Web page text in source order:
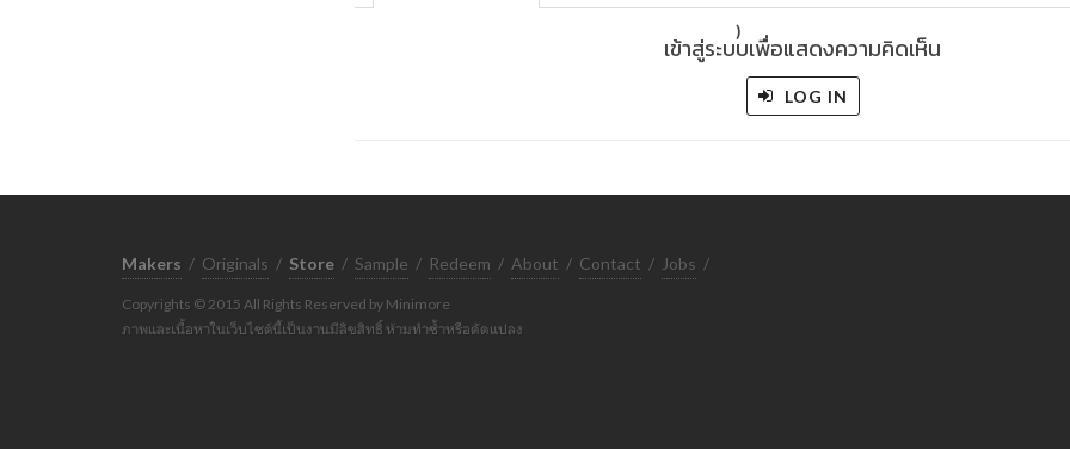
)
เข้าสู่ระบบเพื่อแสดงความคิดเห็น
LOG IN
Makers / Originals / Store / Sample / Redeem / About / Contact / Jobs /
Copyrights © 2015 All Rights Reserved by Minimore
ภาพและเนื้อหาในเว็บไซต์นี้เป็นงานมีลิขสิทธิ์ ห้ามทำซ้ำหรือดัดแปลง